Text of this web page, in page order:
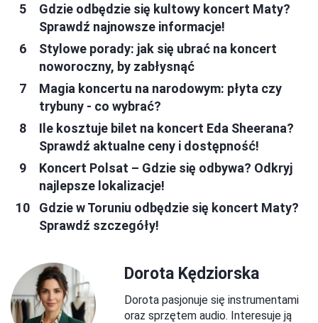
Gdzie odbędzie się kultowy koncert Maty?
Sprawdź najnowsze informacje!
Stylowe porady: jak się ubrać na koncert
noworoczny, by zabłysnąć
Magia koncertu na narodowym: płyta czy
trybuny - co wybrać?
Ile kosztuje bilet na koncert Eda Sheerana?
Sprawdź aktualne ceny i dostępność!
Koncert Polsat – Gdzie się odbywa? Odkryj
najlepsze lokalizacje!
Gdzie w Toruniu odbędzie się koncert Maty?
Sprawdź szczegóły!
Dorota Kędziorska
Dorota pasjonuje się instrumentami
oraz sprzętem audio. Interesuje ją